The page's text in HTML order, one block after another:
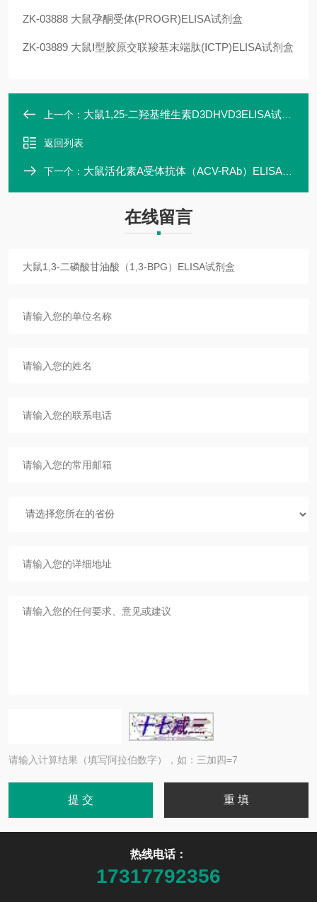
ZK-03888 大鼠孕酮受体(PROGR)ELISA试剂盒
ZK-03889 大鼠Ⅰ型胶原交联羧基末端肽(ⅠCTP)ELISA试剂盒
上一个： 大鼠1,25-二羟基维生素D3DHVD3ELISA试剂盒
返回列表
下一个： 大鼠活化素A受体抗体（ACV-RAb）ELISA试剂盒
在线留言
请输入计算结果（填写阿拉伯数字），如：三加四=7
热线电话：
17317792356